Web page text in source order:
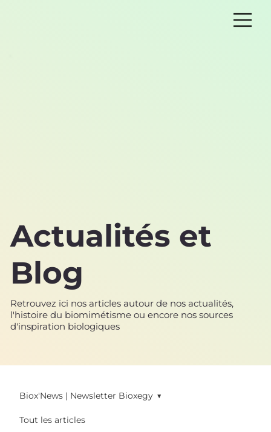
Actualités et
Blog
Retrouvez ici nos articles autour de nos actualités,
l'histoire du biomimétisme ou encore nos sources
d'inspiration biologiques
Tout les articles
Biox'News | Newsletter Bioxegy